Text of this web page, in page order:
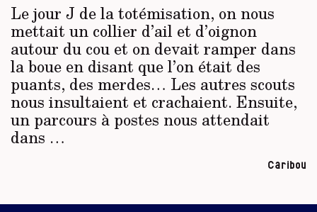
Le jour J de la totémisation, on nous
mettait un collier d’ail et d’oignon
autour du cou et on devait ramper dans
la boue en disant que l’on était des
puants, des merdes… Les autres scouts
nous insultaient et crachaient. Ensuite,
un parcours à postes nous attendait
dans …
Caribou